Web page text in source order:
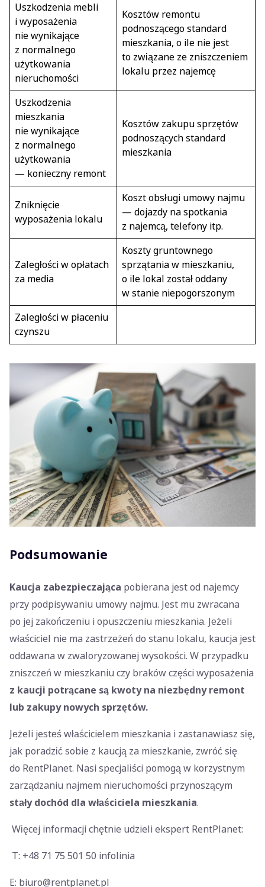
Uszkodzenia mebli
i wyposażenia
nie wynikające
z normalnego
użytkowania
nieruchomości
Kosztów remontu
podnoszącego standard
mieszkania, o ile nie jest
to związane ze zniszczeniem
lokalu przez najemcę
Uszkodzenia
mieszkania
nie wynikające
z normalnego
użytkowania
— konieczny remont
Kosztów zakupu sprzętów
podnoszących standard
mieszkania
Zniknięcie
wyposażenia lokalu
Koszt obsługi umowy najmu
— dojazdy na spotkania
z najemcą, telefony itp.
Zaległości w opłatach
za media
Koszty gruntownego
sprzątania w mieszkaniu,
o ile lokal został oddany
w stanie niepogorszonym
Zaległości w płaceniu
czynszu
Podsumowanie
Kaucja zabezpieczająca pobierana jest od najemcy
przy podpisywaniu umowy najmu. Jest mu zwracana
po jej zakończeniu i opuszczeniu mieszkania. Jeżeli
właściciel nie ma zastrzeżeń do stanu lokalu, kaucja jest
oddawana w zwaloryzowanej wysokości. W przypadku
zniszczeń w mieszkaniu czy braków części wyposażenia
z kaucji potrącane są kwoty na niezbędny remont
lub zakupy nowych sprzętów.
Jeżeli jesteś właścicielem mieszkania i zastanawiasz się,
jak poradzić sobie z kaucją za mieszkanie, zwróć się
do RentPlanet. Nasi specjaliści pomogą w korzystnym
zarządzaniu najmem nieruchomości przynoszącym
stały dochód dla właściciela mieszkania.
Więcej informacji chętnie udzieli ekspert RentPlanet:
T: +48 71 75 501 50 infolinia
E: biuro@rentplanet.pl